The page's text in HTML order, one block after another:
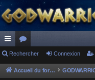
ac
co
or
u
Rechercher Connexion
Accueil du forum